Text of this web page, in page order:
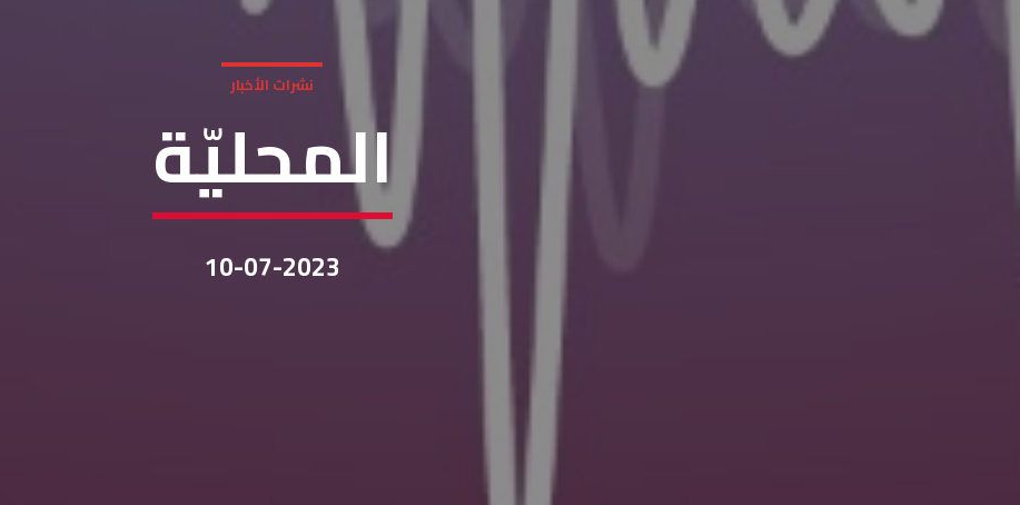
نشرات الأخبار
المحليّة
10-07-2023